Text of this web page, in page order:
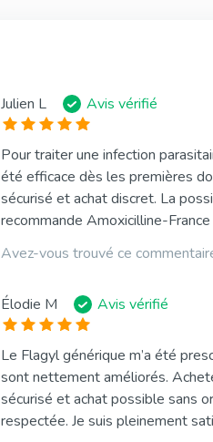
Julien L Avis vérifié
Pour traiter une infection
été efficace dès les premières
sécurisé et achat discret. La
recommande Amoxicilline-
Avez-vous trouvé ce
Élodie M Avis vérifié
Le Flagyl générique m’a été
sont nettement améliorés.
sécurisé et achat possible sans
respectée. Je suis pleinement